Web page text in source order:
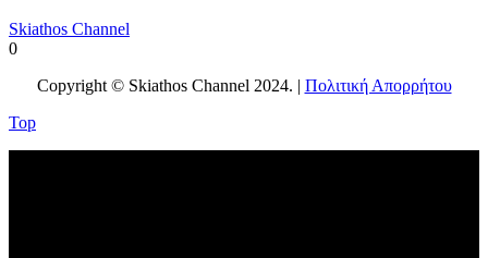
Skiathos Channel
0
Copyright © Skiathos Channel 2024. | Πολιτική Απορρήτου
Top